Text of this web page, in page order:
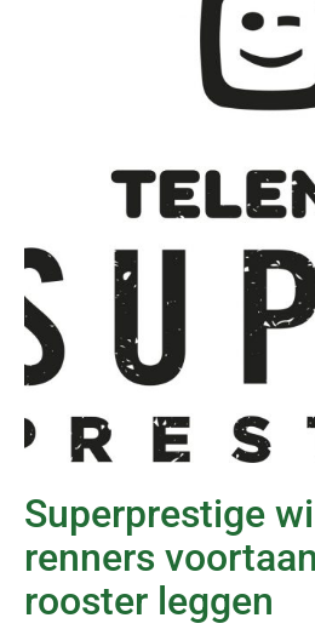
Superprestige
renners
rooster leggen